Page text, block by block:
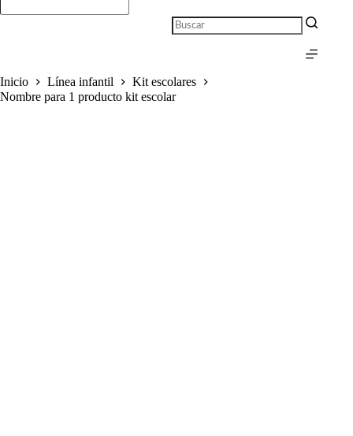
producto
Inicio Línea infantil
Kit escolares
Nombre para 1 producto kit escolar